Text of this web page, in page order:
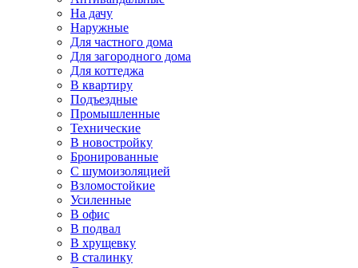
На дачу
Наружные
Для частного дома
Для загородного дома
Для коттеджа
В квартиру
Подъездные
Промышленные
Технические
В новостройку
Бронированные
С шумоизоляцией
Взломостойкие
Усиленные
В офис
В подвал
В хрущевку
В сталинку